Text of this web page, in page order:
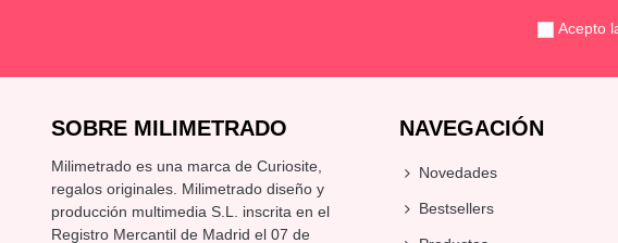
Acepto
SOBRE MILIMETRADO
Milimetrado es una marca de Curiosite,
regalos originales . Milimetrado diseño y
producción multimedia S.L. inscrita en el
Registro Mercantil de Madrid el 07 de
NAVEGACIÓN
Novedades
Bestsellers